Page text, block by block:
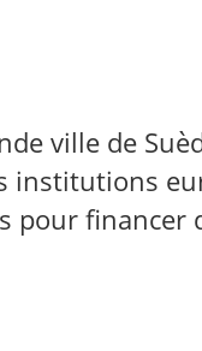
ville de
institutions
pour financer